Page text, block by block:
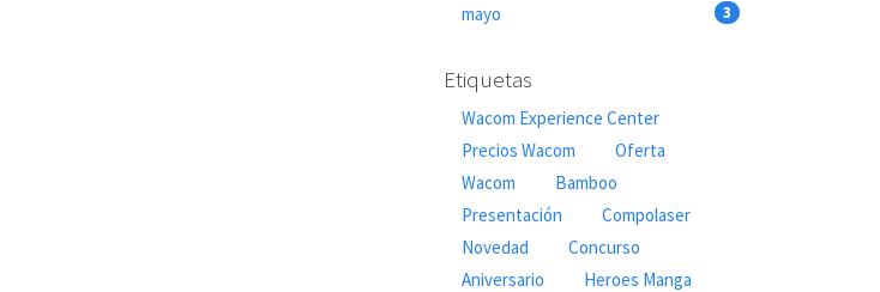
mayo 3
Etiquetas
Wacom Experience Center
Precios Wacom
Oferta
Wacom
Bamboo
Presentación
Compolaser
Novedad
Concurso
Aniversario
Heroes Manga